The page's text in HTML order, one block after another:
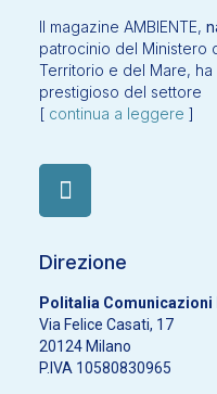
Il magazine AMBIENTE,
patrocinio del Ministero
Territorio e del Mare,
prestigioso del settore
[ continua a leggere ]
Direzione
Politalia Comunicazioni
Via Felice Casati, 17
20124 Milano
P.IVA 10580830965